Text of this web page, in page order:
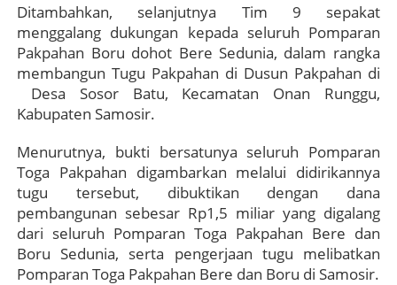
Ditambahkan, selanjutnya Tim 9 sepakat
menggalang dukungan kepada seluruh Pomparan
Pakpahan Boru dohot Bere Sedunia, dalam rangka
membangun Tugu Pakpahan di Dusun Pakpahan di
Desa Sosor Batu, Kecamatan Onan Runggu,
Kabupaten Samosir.
Menurutnya, bukti bersatunya seluruh Pomparan
Toga Pakpahan digambarkan melalui didirikannya
tugu tersebut, dibuktikan dengan dana
pembangunan sebesar Rp1,5 miliar yang digalang
dari seluruh Pomparan Toga Pakpahan Bere dan
Boru Sedunia, serta pengerjaan tugu melibatkan
Pomparan Toga Pakpahan Bere dan Boru di Samosir.